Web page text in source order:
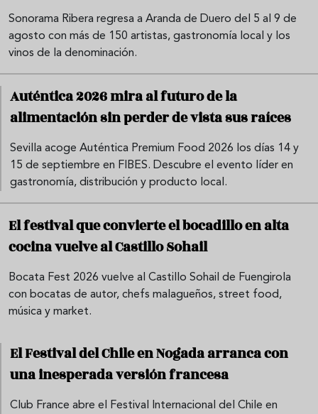
Sonorama Ribera regresa a Aranda de Duero del 5 al 9 de
agosto con más de 150 artistas, gastronomía local y los
vinos de la denominación.
Auténtica 2026 mira al futuro de la
alimentación sin perder de vista sus raíces
Sevilla acoge Auténtica Premium Food 2026 los días 14 y
15 de septiembre en FIBES. Descubre el evento líder en
gastronomía, distribución y producto local.
El festival que convierte el bocadillo en alta
cocina vuelve al Castillo Sohail
Bocata Fest 2026 vuelve al Castillo Sohail de Fuengirola
con bocatas de autor, chefs malagueños, street food,
música y market.
El Festival del Chile en Nogada arranca con
una inesperada versión francesa
Club France abre el Festival Internacional del Chile en